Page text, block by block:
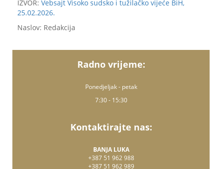
IZVOR: Vebsajt Visoko sudsko i tužilačko vijeće BiH,
25.02.2026.
Naslov: Redakcija
Radno vrijeme:
Ponedjeljak - petak
7:30 - 15:30
Kontaktirajte nas:
BANJA LUKA
+387 51 962 988
+387 51 962 989